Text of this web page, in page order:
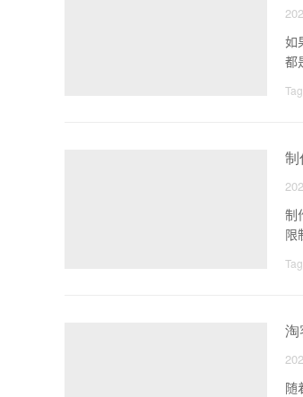
如
都
制
制
限
淘
随